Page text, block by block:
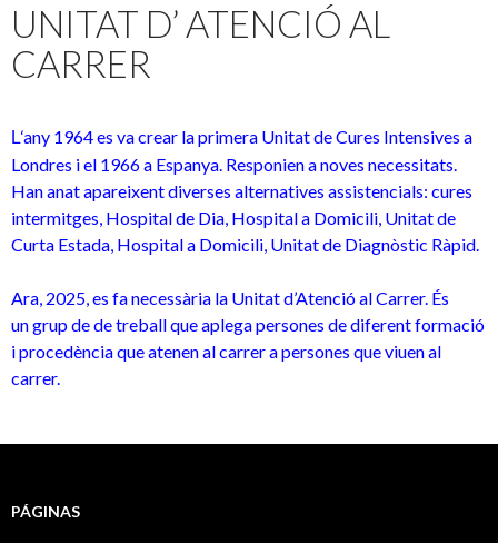
UNITAT D’ ATENCIÓ AL
CARRER
L‘any 1964 es va crear la primera Unitat de Cures Intensives a
Londres i el 1966 a Espanya. Responien a noves necessitats.
Han anat apareixent diverses alternatives assistencials: cures
intermitges, Hospital de Dia, Hospital a Domicili, Unitat de
Curta Estada, Hospital a Domicili, Unitat de Diagnòstic Ràpid.
Ara, 2025, es fa necessària la Unitat d’Atenció al Carrer. És
un grup de de treball que aplega persones de diferent formació
i procedència que atenen al carrer a persones que viuen al
carrer.
PÁGINAS